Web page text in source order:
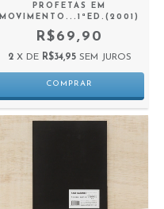
PROFETAS EM
MOVIMENTO...1ªED.(2001)
R$69,90
2 X DE R$34,95 SEM JUROS